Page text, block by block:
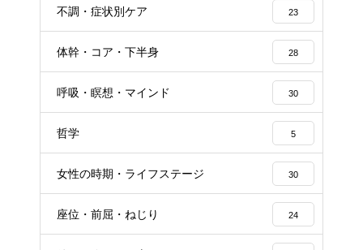
不調・症状別ケア 23
体幹・コア・下半身 28
呼吸・瞑想・マインド 30
哲学 5
女性の時期・ライフステージ 30
座位・前屈・ねじり 24